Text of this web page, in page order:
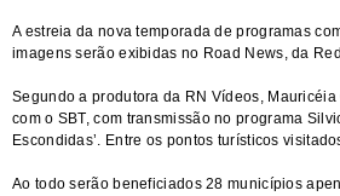
A estreia da nova temporada de programas
imagens serão exibidas no Road News, da
Segundo a produtora da RN Vídeos,
com o SBT, com transmissão no programa
Escondidas’. Entre os pontos turísticos
Ao todo serão beneficiados 28 municípios